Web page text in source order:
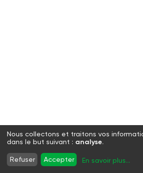
Nous collectons et traitons vos
dans le but suivant : analyse.
Refuser Accepter En savoir plus...